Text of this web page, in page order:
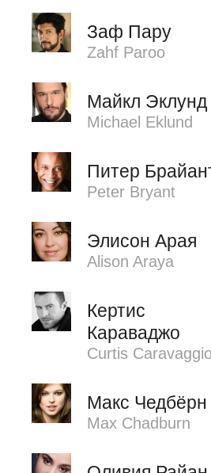
Заф Пару
Zahf Paroo
Майкл Эклунд
Michael Eklund
Питер
Peter Bryant
Элисон Арая
Alison Araya
Кертис
Караваджо
Curtis
Макс Чедбёрн
Max Chadburn